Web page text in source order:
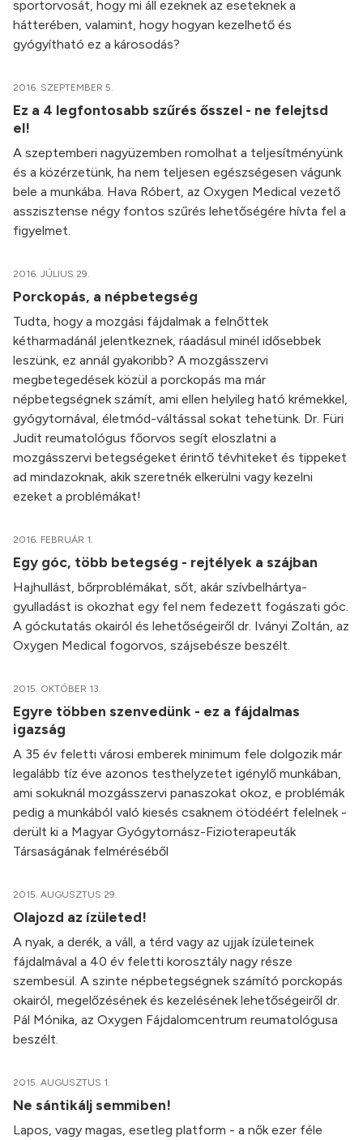
sportorvosát, hogy mi áll ezeknek az eseteknek a
hátterében, valamint, hogy hogyan kezelhető és
gyógyítható ez a károsodás?
2016. SZEPTEMBER 5.
Ez a 4 legfontosabb szűrés ősszel - ne felejtsd
el!
A szeptemberi nagyüzemben romolhat a teljesítményünk
és a közérzetünk, ha nem teljesen egészségesen vágunk
bele a munkába. Hava Róbert, az Oxygen Medical vezető
asszisztense négy fontos szűrés lehetőségére hívta fel a
figyelmet.
2016. JÚLIUS 29.
Porckopás, a népbetegség
Tudta, hogy a mozgási fájdalmak a felnőttek
kétharmadánál jelentkeznek, ráadásul minél idősebbek
leszünk, ez annál gyakoribb? A mozgásszervi
megbetegedések közül a porckopás ma már
népbetegségnek számít, ami ellen helyileg ható krémekkel,
gyógytornával, életmód-váltással sokat tehetünk. Dr. Füri
Judit reumatológus főorvos segít eloszlatni a
mozgásszervi betegségeket érintő tévhiteket és tippeket
ad mindazoknak, akik szeretnék elkerülni vagy kezelni
ezeket a problémákat!
2016. FEBRUÁR 1.
Egy góc, több betegség - rejtélyek a szájban
Hajhullást, bőrproblémákat, sőt, akár szívbelhártya-
gyulladást is okozhat egy fel nem fedezett fogászati góc.
A góckutatás okairól és lehetőségeiről dr. Iványi Zoltán, az
Oxygen Medical fogorvos, szájsebésze beszélt.
2015. OKTÓBER 13.
Egyre többen szenvedünk - ez a fájdalmas
igazság
A 35 év feletti városi emberek minimum fele dolgozik már
legalább tíz éve azonos testhelyzetet igénylő munkában,
ami sokuknál mozgásszervi panaszokat okoz, e problémák
pedig a munkából való kiesés csaknem ötödéért felelnek -
derült ki a Magyar Gyógytornász-Fizioterapeuták
Társaságának felméréséből
2015. AUGUSZTUS 29.
Olajozd az ízületed!
A nyak, a derék, a váll, a térd vagy az ujjak ízületeinek
fájdalmával a 40 év feletti korosztály nagy része
szembesül. A szinte népbetegségnek számító porckopás
okairól, megelőzésének és kezelésének lehetőségeiről dr.
Pál Mónika, az Oxygen Fájdalomcentrum reumatológusa
beszélt.
2015. AUGUSZTUS 1.
Ne sántikálj semmiben!
Lapos, vagy magas, esetleg platform - a nők ezer féle